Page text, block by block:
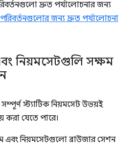
দ্রুত পর্যালোচনার জন্য
জন্য দ্রুত পর্যালোচনা
নিয়মসেটগুলি সক্ষম
সম্পূর্ণ স্ট্যাটিক নিয়মসেট উভয়ই
করা যেতে পারে।
এবং নিয়মসেটগুলো ব্রাউজার সেশন